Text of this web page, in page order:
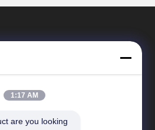
लिंक
1:18 AM
are you looking